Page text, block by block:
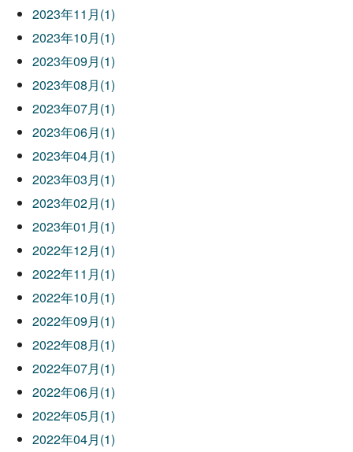
2023年11月(1)
2023年10月(1)
2023年09月(1)
2023年08月(1)
2023年07月(1)
2023年06月(1)
2023年04月(1)
2023年03月(1)
2023年02月(1)
2023年01月(1)
2022年12月(1)
2022年11月(1)
2022年10月(1)
2022年09月(1)
2022年08月(1)
2022年07月(1)
2022年06月(1)
2022年05月(1)
2022年04月(1)